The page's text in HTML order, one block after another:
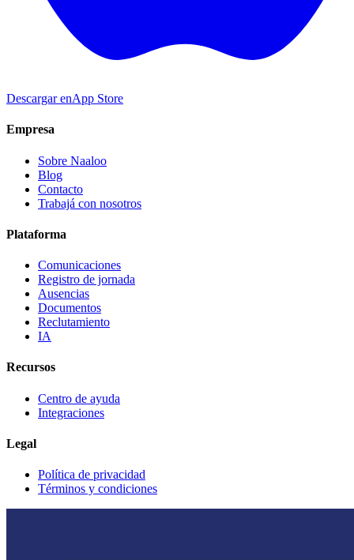
Descargar enApp Store
Empresa
Sobre Naaloo
Blog
Contacto
Trabajá con nosotros
Plataforma
Comunicaciones
Registro de jornada
Ausencias
Documentos
Reclutamiento
IA
Recursos
Centro de ayuda
Integraciones
Legal
Política de privacidad
Términos y condiciones